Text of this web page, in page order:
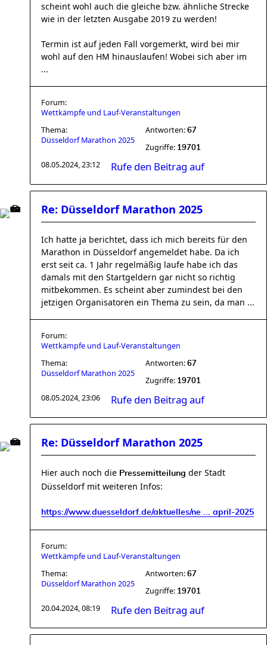
scheint wohl auch die gleiche bzw. ähnliche Strecke
wie in der letzten Ausgabe 2019 zu werden!
Termin ist auf jeden Fall vorgemerkt, wird bei mir
wohl auf den HM hinauslaufen! Wobei sich aber im
...
Forum:
Wettkämpfe und Lauf-Veranstaltungen
Thema:
Düsseldorf Marathon 2025
Antworten: 67
Zugriffe: 19701
08.05.2024, 23:12 Rufe den Beitrag auf
Re: Düsseldorf Marathon 2025
Ich hatte ja berichtet, dass ich mich bereits für den
Marathon in Düsseldorf angemeldet habe. Da ich
erst seit ca. 1 Jahr regelmäßig laufe habe ich das
damals mit den Startgeldern gar nicht so richtig
mitbekommen. Es scheint aber zumindest bei den
jetzigen Organisatoren ein Thema zu sein, da man ...
Forum:
Wettkämpfe und Lauf-Veranstaltungen
Thema:
Düsseldorf Marathon 2025
Antworten: 67
Zugriffe: 19701
08.05.2024, 23:06 Rufe den Beitrag auf
Re: Düsseldorf Marathon 2025
Hier auch noch die Pressemitteilung der Stadt
Düsseldorf mit weiteren Infos:
https://www.duesseldorf.de/aktuelles/ne ... april-2025
Forum:
Wettkämpfe und Lauf-Veranstaltungen
Thema:
Düsseldorf Marathon 2025
Antworten: 67
Zugriffe: 19701
20.04.2024, 08:19 Rufe den Beitrag auf